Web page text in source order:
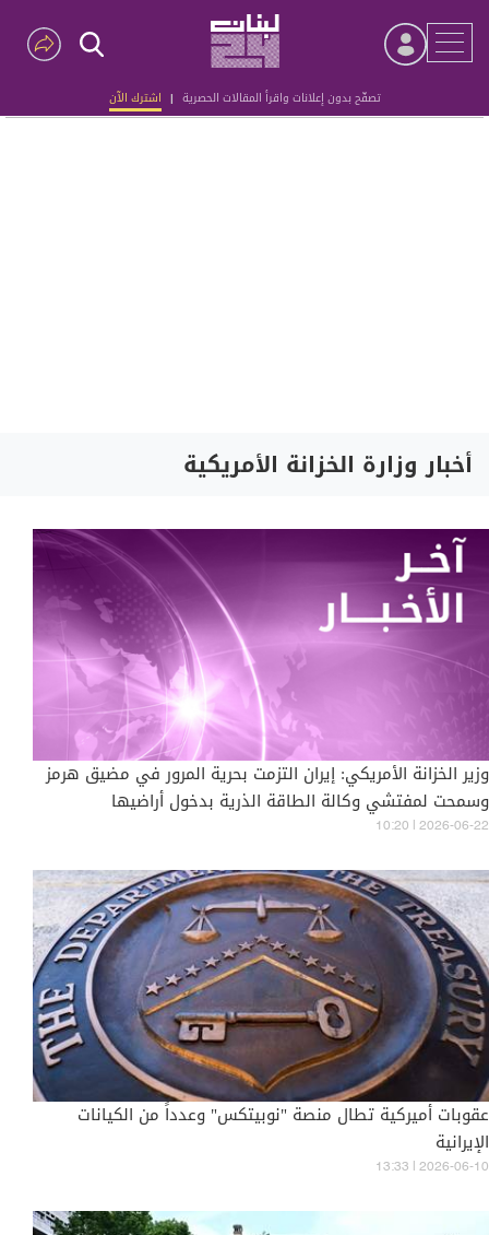
تصفّح بدون إعلانات واقرأ المقالات الحصرية | اشترك الآن
Advertisement
أخبار وزارة الخزانة الأمريكية
وزير الخزانة الأمريكي: إيران التزمت بحرية المرور في مضيق هرمز
وسمحت لمفتشي وكالة الطاقة الذرية بدخول أراضيها
10:20 | 2026-06-22
عقوبات أميركية تطال منصة "نوبیتكس" وعدداً من الكيانات
الإيرانية
13:33 | 2026-06-10